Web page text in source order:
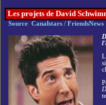
Les projets de David
Source Canalstars / FriendsNews